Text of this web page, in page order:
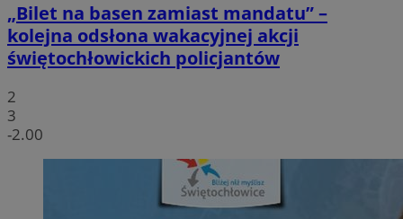
„Bilet na basen zamiast mandatu” –
kolejna odsłona wakacyjnej akcji
świętochłowickich policjantów
2
3
-2.00